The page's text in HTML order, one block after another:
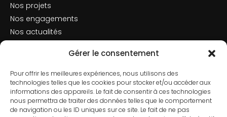
Gérer le consentement
Pour offrir les meilleures expériences, nous utilisons des
technologies telles que les cookies pour stocker et/ou accéder aux
informations des appareils. Le fait de consentir à ces technologies
nous permettra de traiter des données telles que le comportement
de navigation ou les ID uniques sur ce site. Le fait de ne pas
Nos projets
Nos engagements
Nos actualités
Politique de cookies
Nous contacter